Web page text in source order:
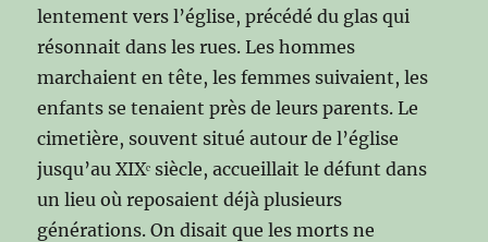
lentement vers l’église, précédé du glas qui
résonnait dans les rues. Les hommes
marchaient en tête, les femmes suivaient, les
enfants se tenaient près de leurs parents. Le
cimetière, souvent situé autour de l’église
jusqu’au XIXᵉ siècle, accueillait le défunt dans
un lieu où reposaient déjà plusieurs
générations. On disait que les morts ne